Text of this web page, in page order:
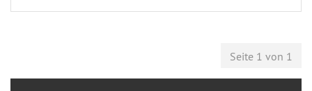
Seite 1 von 1